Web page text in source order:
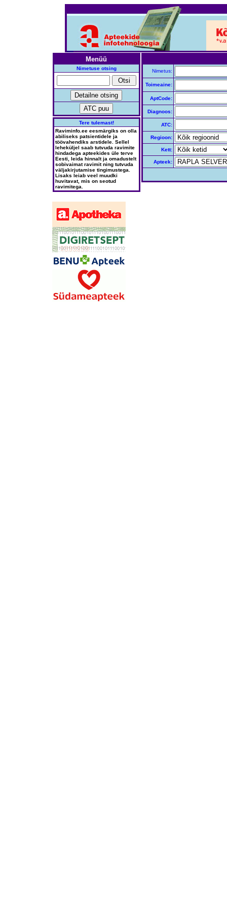
Menüü
Nimetuse otsing
Tere tulemast!
Raviminfo.ee eesmärgiks on olla
abiliseks patsientidele ja
töövahendiks arstidele. Sellel
leheküljel saab tutvuda ravimite
hindadega apteekides üle terve
Eesti, leida hinnalt ja omadustelt
sobivaimat ravimit ning tutvuda
väljakirjutamise tingimustega.
Lisaks leiab veel muudki
huvitavat, mis on seotud
ravimitega.
Nimetus:
Toimeaine:
AptCode:
Diagnoos:
ATC:
Regioon:
Kett:
Apteek: